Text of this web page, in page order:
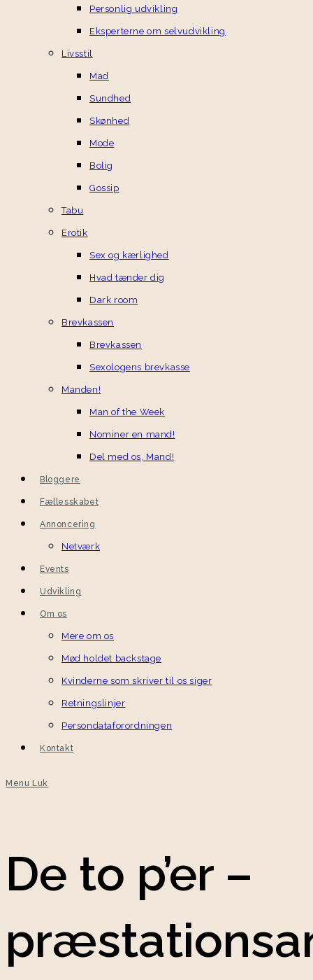
Personlig udvikling
Eksperterne om selvudvikling
Livsstil
Mad
Sundhed
Skønhed
Mode
Bolig
Gossip
Tabu
Erotik
Sex og kærlighed
Hvad tænder dig
Dark room
Brevkassen
Brevkassen
Sexologens brevkasse
Manden!
Man of the Week
Nominer en mand!
Del med os, Mand!
Bloggere
Fællesskabet
Annoncering
Netværk
Events
Udvikling
Om os
Mere om os
Mød holdet backstage
Kvinderne som skriver til os siger
Retningslinjer
Persondataforordningen
Kontakt
Menu Luk
De to p’er –